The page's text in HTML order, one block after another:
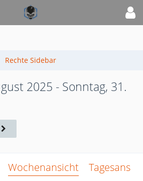
2025 - Sonntag, 31.
Wochenansicht